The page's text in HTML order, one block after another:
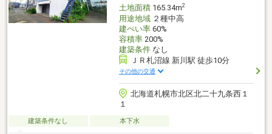
土地面積165.34m2
用途地域２種中高
建ぺい率60%
容積率200%
建築条件なし
ＪＲ札沼線 新川駅 徒歩10分
その他の交通
北海道札幌市北区北二十九条西１
１
建築条件なし 本下水